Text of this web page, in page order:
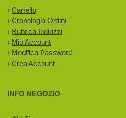
› Carrello
› Cronologia Ordini
› Rubrica Indirizzi
› Mio Account
› Modifica Password
› Crea Account
INFO NEGOZIO